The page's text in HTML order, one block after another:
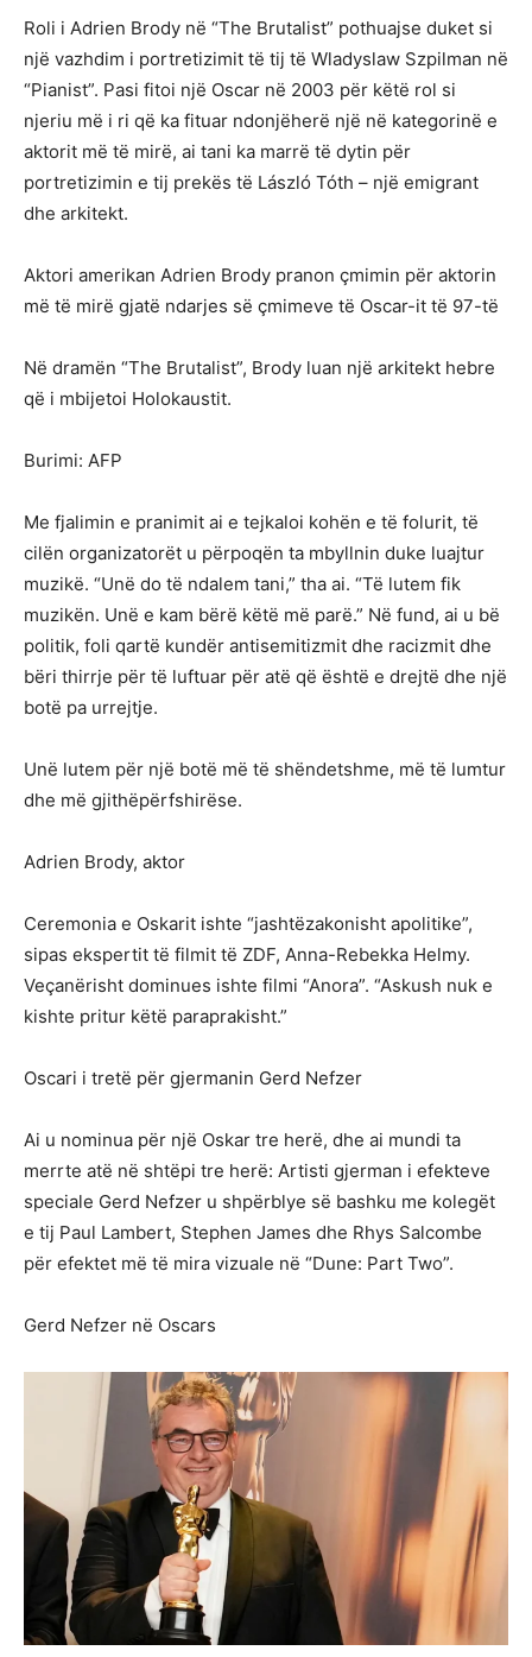
Roli i Adrien Brody në “The Brutalist” pothuajse duket si
një vazhdim i portretizimit të tij të Wladyslaw Szpilman në
“Pianist”. Pasi fitoi një Oscar në 2003 për këtë rol si
njeriu më i ri që ka fituar ndonjëherë një në kategorinë e
aktorit më të mirë, ai tani ka marrë të dytin për
portretizimin e tij prekës të László Tóth – një emigrant
dhe arkitekt.
Aktori amerikan Adrien Brody pranon çmimin për aktorin
më të mirë gjatë ndarjes së çmimeve të Oscar-it të 97-të
Në dramën “The Brutalist”, Brody luan një arkitekt hebre
që i mbijetoi Holokaustit.
Burimi: AFP
Me fjalimin e pranimit ai e tejkaloi kohën e të folurit, të
cilën organizatorët u përpoqën ta mbyllnin duke luajtur
muzikë. “Unë do të ndalem tani,” tha ai. “Të lutem fik
muzikën. Unë e kam bërë këtë më parë.” Në fund, ai u bë
politik, foli qartë kundër antisemitizmit dhe racizmit dhe
bëri thirrje për të luftuar për atë që është e drejtë dhe një
botë pa urrejtje.
Unë lutem për një botë më të shëndetshme, më të lumtur
dhe më gjithëpërfshirëse.
Adrien Brody, aktor
Ceremonia e Oskarit ishte “jashtëzakonisht apolitike”,
sipas ekspertit të filmit të ZDF, Anna-Rebekka Helmy.
Veçanërisht dominues ishte filmi “Anora”. “Askush nuk e
kishte pritur këtë paraprakisht.”
Oscari i tretë për gjermanin Gerd Nefzer
Ai u nominua për një Oskar tre herë, dhe ai mundi ta
merrte atë në shtëpi tre herë: Artisti gjerman i efekteve
speciale Gerd Nefzer u shpërblye së bashku me kolegët
e tij Paul Lambert, Stephen James dhe Rhys Salcombe
për efektet më të mira vizuale në “Dune: Part Two”.
Gerd Nefzer në Oscars